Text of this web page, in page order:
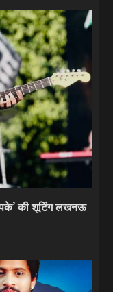
की शूटिंग लखनऊ